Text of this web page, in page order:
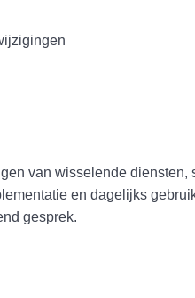
van wisselende diensten,
en dagelijks
gesprek.